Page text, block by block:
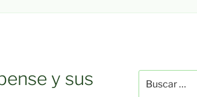
y sus
por: